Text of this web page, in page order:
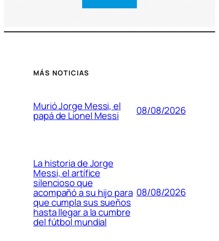
MÁS NOTICIAS
Murió Jorge Messi, el
papá de Lionel Messi 08/08/2026
La historia de Jorge
Messi, el artífice
silencioso que
acompañó a su hijo para
que cumpla sus sueños
hasta llegar a la cumbre
del fútbol mundial
08/08/2026